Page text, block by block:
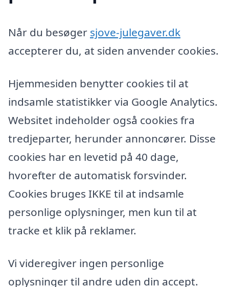
Når du besøger sjove-julegaver.dk
accepterer du, at siden anvender cookies.
Hjemmesiden benytter cookies til at
indsamle statistikker via Google Analytics.
Websitet indeholder også cookies fra
tredjeparter, herunder annoncører. Disse
cookies har en levetid på 40 dage,
hvorefter de automatisk forsvinder.
Cookies bruges IKKE til at indsamle
personlige oplysninger, men kun til at
tracke et klik på reklamer.
Vi videregiver ingen personlige
oplysninger til andre uden din accept.